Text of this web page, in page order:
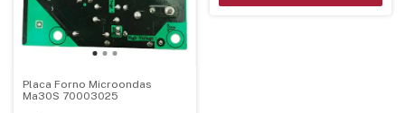
Placa Forno Microondas
Ma30S 70003025